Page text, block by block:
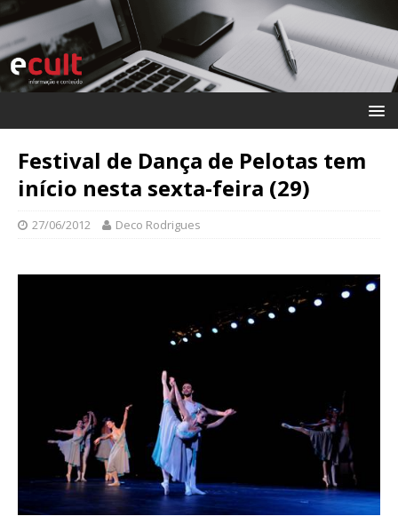
Festival de Dança de Pelotas tem
início nesta sexta-feira (29)
27/06/2012 Deco Rodrigues